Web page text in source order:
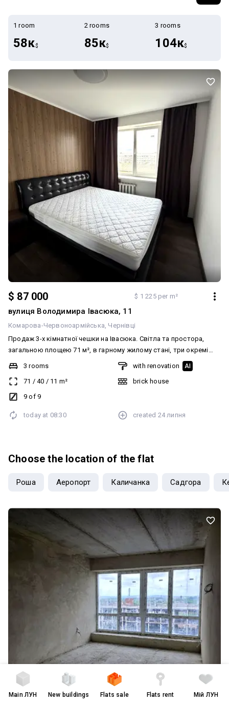
1 room
58к$
2 rooms
85к$
3 rooms
104к$
$ 87 000 $ 1 225 per m²
вулиця Володимира Івасюка, 11
Комарова-Червоноармійська Чернівці
Продаж 3-х кімнатної чешки на Івасюка. Світла та простора,
загальною площею 71 м², в гарному жилому стані, три окремі
кімнати, лоджия, великий гардероб. Гарна прибудинкова
територія та облаштована парковка. Поряд вся необхідна
інфраструктура.
3 rooms
71 / 40 / 11 m²
9 of 9
with renovation AI
brick house
today at 08:30 created 24 липня
Choose the location of the flat
Роша Аеропорт Каличанка Садгора
MainЛУН New buildings Flats sale Flats rent Мій ЛУН